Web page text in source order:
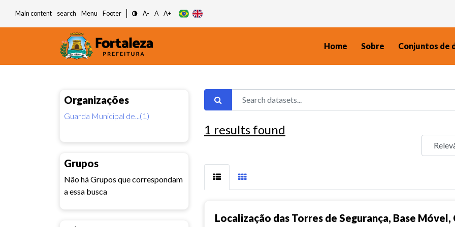
Main content search Menu Footer A- A A+
Home Sobre Conjuntos de
Organizações
Guarda Municipal de...(1)
Grupos
Não há Grupos que correspondam
a essa busca
1 results found
Localização das Torres de Segurança, Base